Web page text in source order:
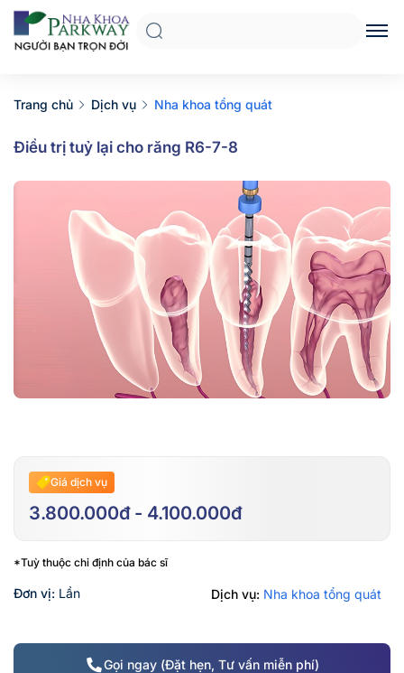
Trang chủ Dịch vụ Nha khoa tổng quát
Điều trị tuỷ lại cho răng R6-7-8
Giá dịch vụ
3.800.000đ - 4.100.000đ
*Tuỳ thuộc chỉ định của bác sĩ
Đơn vị: Lần Dịch vụ: Nha khoa tổng quát
Gọi ngay (Đặt hẹn, Tư vấn miễn phí)